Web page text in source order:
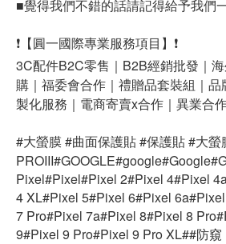
■覺得我們不錯的話請記得給予我們
❗【圓一國際專業服務項目】❗
3C配件B2C零售｜B2B經銷批發｜
購｜福委會合作｜禮贈品套裝組｜
製化服務｜電商寄賣x合作｜異業合作
#大螢膜 #曲面保護貼 #保護貼 #大螢
Pixel#Pixel#Pixel 2#Pixel 4#Pixel
4 XL#Pixel 5#Pixel 6#Pixel
7 Pro#Pixel 7a#Pixel 8#Pixel 8
9#Pixel 9 Pro#Pixel 9 Pro XL##防窺